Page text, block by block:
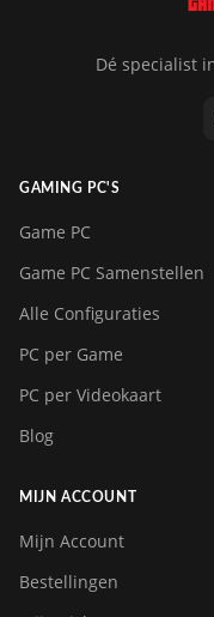
Dé specialist
GAMING PC'S
Game PC
Game PC Samenstellen
Alle Configuraties
PC per Game
PC per Videokaart
Blog
MIJN ACCOUNT
Mijn Account
Bestellingen